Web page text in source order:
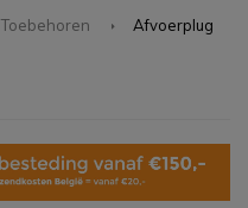
Toebehoren Afvoerplug